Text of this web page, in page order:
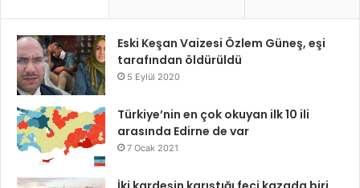
Eski Keşan Vaizesi Özlem Güneş, eşi
tarafından öldürüldü
5 Eylül 2020
Türkiye’nin en çok okuyan ilk 10 ili
arasında Edirne de var
7 Ocak 2021